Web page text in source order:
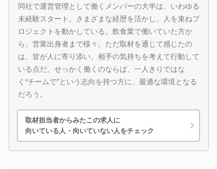
同社で運営管理として働くメンバーの大半は、いわゆる
未経験スタート。さまざまな経歴を活かし、人を束ねプ
ロジェクトを動かしている。飲食業で働いていた方か
ら、営業出身者まで様々。ただ取材を通じて感じたの
は、皆が人に寄り添い、相手の気持ちを考えて行動して
いる点だ。せっかく働くのならば、一人きりではな
く“チームで”という志向を持つ方に、最適な環境となる
だろう。
取材担当者からみたこの求人に
向いている人・向いていない人をチェック